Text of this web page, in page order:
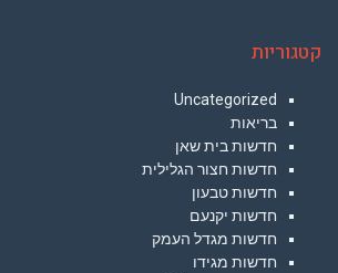
קטגוריות
Uncategorized
בריאות
חדשות בית שאן
חדשות חצור הגלילית
חדשות טבעון
חדשות יקנעם
חדשות מגדל העמק
חדשות מגידו